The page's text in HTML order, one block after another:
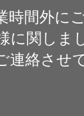
時間外に
に関しま
連絡させ